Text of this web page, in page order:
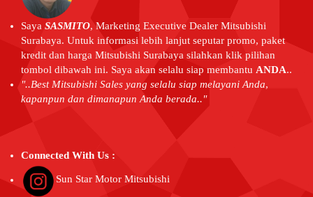
Saya SASMITO, Marketing Executive Dealer Mitsubishi
Surabaya. Untuk informasi lebih lanjut seputar promo, paket
kredit dan harga Mitsubishi Surabaya silahkan klik pilihan
tombol dibawah ini. Saya akan selalu siap membantu ANDA..
"..Best Mitsubishi Sales yang selalu siap melayani Anda,
kapanpun dan dimanapun Anda berada.."
Connected With Us :
Sun Star Motor Mitsubishi